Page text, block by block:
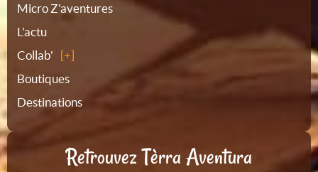
site
Micro Z'aventures
L'actu
Collab'
Boutiques
Destinations
Retrouvez Tèrra Aventura